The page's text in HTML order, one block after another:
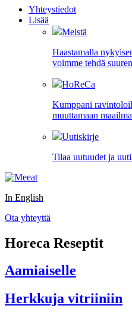
Yhteystiedot
Lisää
Meistä
Haastamalla
voimme tehdä
HoReCa
Kumppani
muuttamaan
Uutiskirje
Tilaa uutuudet ja
In English
Ota yhteyttä
Horeca Reseptit
Aamiaiselle
Herkkuja vitriiniin